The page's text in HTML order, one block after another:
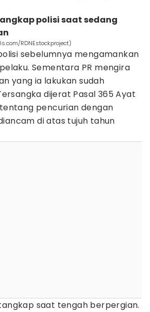
polisi saat sedang
RDNEstockproject)
sebelumnya mengamankan
Sementara PR mengira
yang ia lakukan sudah
dijerat Pasal 365 Ayat
tentang pencurian dengan
di atas tujuh tahun
saat tengah berpergian.